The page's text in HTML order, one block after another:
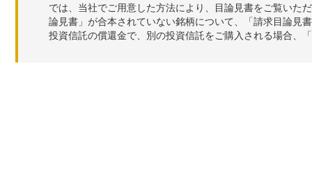
では、当社でご用意した方法により、目論見書をご覧いた
論見書」が合本されていない銘柄について、「請求目論見
投資信託の償還金で、別の投資信託をご購入される場合、